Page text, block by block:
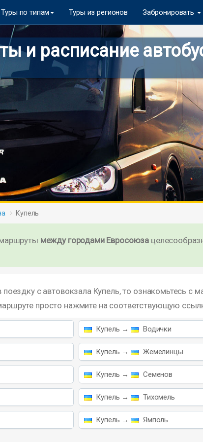
Туры по типам Туры из регионов Забронировать
и расписание
Купель
между городами Евросоюза
поездку с автовокзала Купель, то ознакомьтесь
просто нажмите на соответствующую
Купель → Водички
Купель → Жемелинцы
Купель → Семенов
Купель → Тихомель
Купель → Ямполь